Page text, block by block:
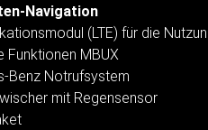
Navigation
(LTE) für die
Funktionen MBUX
Benz Notrufsystem
mit Regensensor